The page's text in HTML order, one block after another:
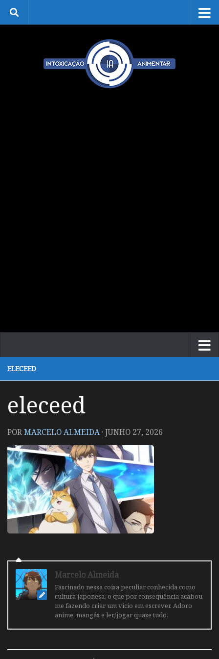
Skip to content
ELECEED
eleceed
PORMARCELO ALMEIDA ·JUNHO 27, 2026
Marcelo Almeida
Fascinado nessa coisa peculiar conhecida como
cultura japonesa, o que por consequência acabou
me fazendo criar um vicio em escrever. Adoro
anime, mangás e ler/jogar quase tudo.